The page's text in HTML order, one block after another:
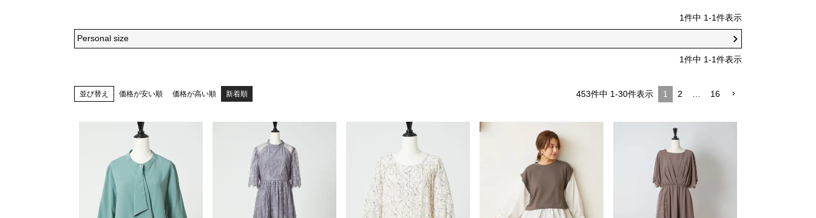
1件中 1-1件表示
Personal size
1件中 1-1件表示
並び替え 価格が安い順 価格が高い順 新着順 453件中 1-30件表示 1 2 16